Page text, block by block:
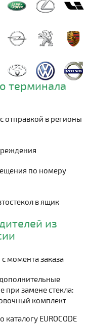
терминала
отправкой в регионы
по номеру
в ящик
из
момента заказа
замене стекла:
комплект
EUROCODE